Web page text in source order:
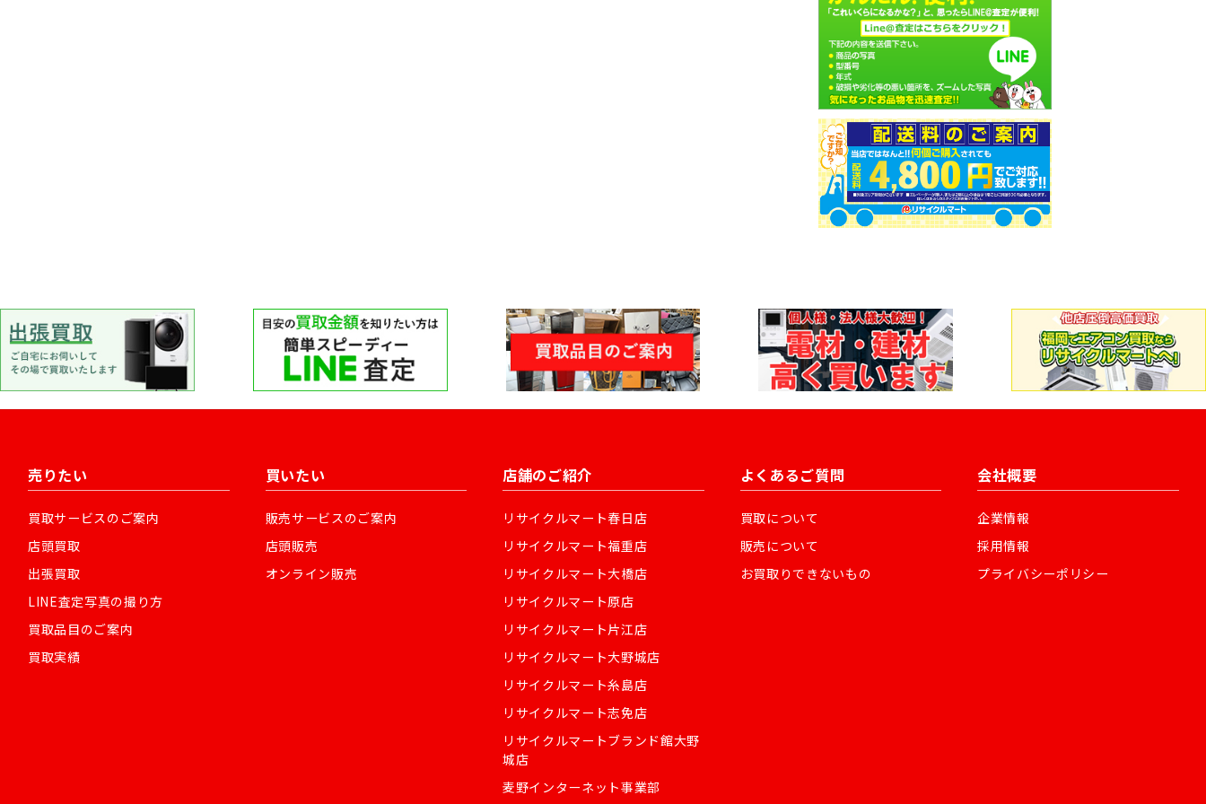
売りたい
買取サービスのご案内
店頭買取
出張買取
LINE査定写真の撮り方
買取品目のご案内
買取実績
買いたい
販売サービスのご案内
店頭販売
オンライン販売
店舗のご紹介
リサイクルマート春日店
リサイクルマート福重店
リサイクルマート大橋店
リサイクルマート原店
リサイクルマート片江店
リサイクルマート大野城店
リサイクルマート糸島店
リサイクルマート志免店
リサイクルマートブランド館大野
城店
麦野インターネット事業部
よくあるご質問
買取について
販売について
お買取りできないもの
会社概要
企業情報
採用情報
プライバシーポリシー